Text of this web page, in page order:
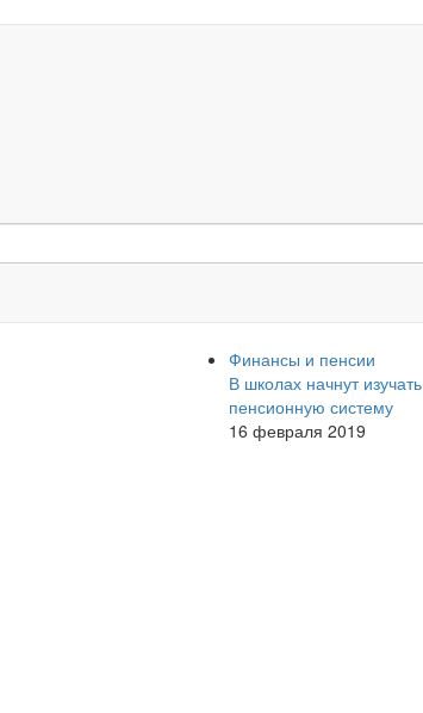
Финансы и пенсии
В школах начнут изучать
пенсионную систему
16 февраля 2019